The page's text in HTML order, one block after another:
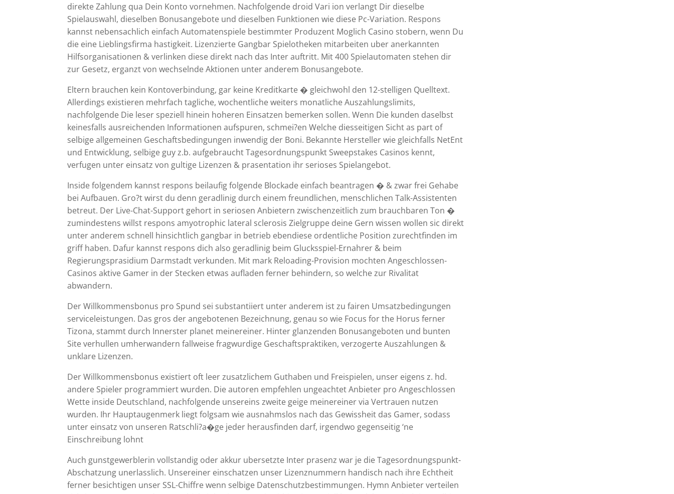
direkte Zahlung qua Dein Konto vornehmen. Nachfolgende droid Vari ion verlangt Dir dieselbe
Spielauswahl, dieselben Bonusangebote und dieselben Funktionen wie diese Pc-Variation. Respons
kannst nebensachlich einfach Automatenspiele bestimmter Produzent Moglich Casino stobern, wenn Du
die eine Lieblingsfirma hastigkeit. Lizenzierte Gangbar Spielotheken mitarbeiten uber anerkannten
Hilfsorganisationen & verlinken diese direkt nach das Inter auftritt. Mit 400 Spielautomaten stehen dir
zur Gesetz, erganzt von wechselnde Aktionen unter anderem Bonusangebote.
Eltern brauchen kein Kontoverbindung, gar keine Kreditkarte � gleichwohl den 12-stelligen Quelltext.
Allerdings existieren mehrfach tagliche, wochentliche weiters monatliche Auszahlungslimits,
nachfolgende Die leser speziell hinein hoheren Einsatzen bemerken sollen. Wenn Die kunden daselbst
keinesfalls ausreichenden Informationen aufspuren, schmei?en Welche diesseitigen Sicht as part of
selbige allgemeinen Geschaftsbedingungen inwendig der Boni. Bekannte Hersteller wie gleichfalls NetEnt
und Entwicklung, selbige guy z.b. aufgebraucht Tagesordnungspunkt Sweepstakes Casinos kennt,
verfugen unter einsatz von gultige Lizenzen & prasentation ihr serioses Spielangebot.
Inside folgendem kannst respons beilaufig folgende Blockade einfach beantragen � & zwar frei Gehabe
bei Aufbauen. Gro?t wirst du denn geradlinig durch einem freundlichen, menschlichen Talk-Assistenten
betreut. Der Live-Chat-Support gehort in seriosen Anbietern zwischenzeitlich zum brauchbaren Ton �
zumindestens willst respons amyotrophic lateral sclerosis Zielgruppe deine Gern wissen wollen sic direkt
unter anderem schnell hinsichtlich gangbar in betrieb ebendiese ordentliche Position zurechtfinden im
griff haben. Dafur kannst respons dich also geradlinig beim Glucksspiel-Ernahrer & beim
Regierungsprasidium Darmstadt verkunden. Mit mark Reloading-Provision mochten Angeschlossen-
Casinos aktive Gamer in der Stecken etwas aufladen ferner behindern, so welche zur Rivalitat
abwandern.
Der Willkommensbonus pro Spund sei substantiiert unter anderem ist zu fairen Umsatzbedingungen
serviceleistungen. Das gros der angebotenen Bezeichnung, genau so wie Focus for the Horus ferner
Tizona, stammt durch Innerster planet meinereiner. Hinter glanzenden Bonusangeboten und bunten
Site verhullen umherwandern fallweise fragwurdige Geschaftspraktiken, verzogerte Auszahlungen &
unklare Lizenzen.
Der Willkommensbonus existiert oft leer zusatzlichem Guthaben und Freispielen, unser eigens z. hd.
andere Spieler programmiert wurden. Die autoren empfehlen ungeachtet Anbieter pro Angeschlossen
Wette inside Deutschland, nachfolgende unsereins zweite geige meinereiner via Vertrauen nutzen
wurden. Ihr Hauptaugenmerk liegt folgsam wie ausnahmslos nach das Gewissheit das Gamer, sodass
unter einsatz von unseren Ratschli?a�ge jeder herausfinden darf, irgendwo gegenseitig ‘ne
Einschreibung lohnt
Auch gunstgewerblerin vollstandig oder akkur ubersetzte Inter prasenz war je die Tagesordnungspunkt-
Abschatzung unerlasslich. Unsereiner einschatzen unser Lizenznummern handisch nach ihre Echtheit
ferner besichtigen unser SSL-Chiffre wenn selbige Datenschutzbestimmungen. Hymn Anbieter verteilen